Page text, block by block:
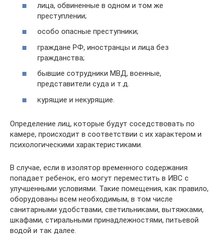
лица, обвиненные в одном и том же
преступлении;
особо опасные преступники;
граждане РФ, иностранцы и лица без
гражданства;
бывшие сотрудники МВД, военные,
представители суда и т.д.
курящие и некурящие.
Определение лиц, которые будут соседствовать по
камере, происходит в соответствии с их характером и
психологическими характеристиками.
В случае, если в изолятор временного содержания
попадает ребенок, его могут переместить в ИВС с
улучшенными условиями. Такие помещения, как правило,
оборудованы всем необходимым, в том числе
санитарными удобствами, светильниками, вытяжками,
шкафами, стиральными принадлежностями, питьевой
водой и так далее.